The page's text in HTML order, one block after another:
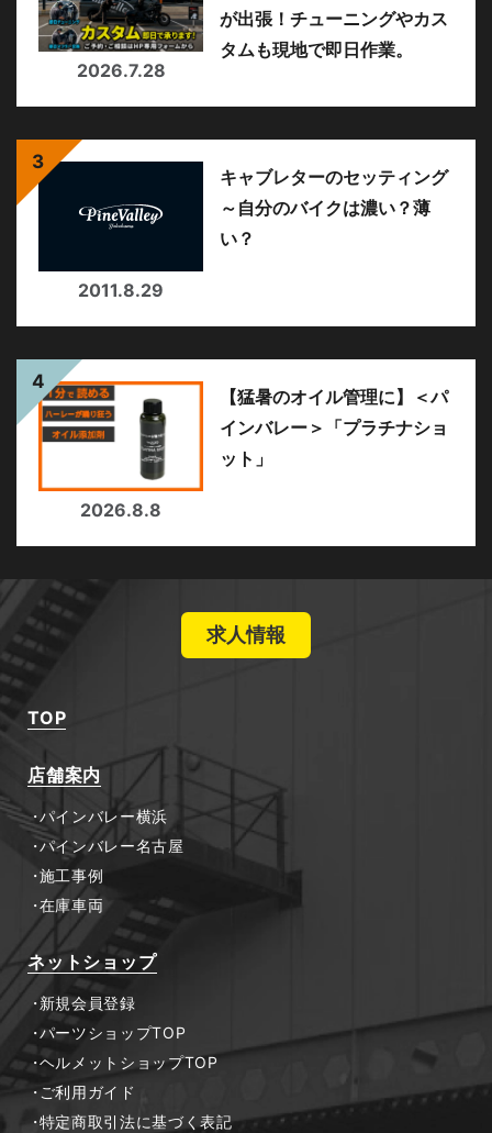
2026.7.28
が出張！チューニングやカス
タムも現地で即日作業。
2011.8.29
キャブレターのセッティング
～自分のバイクは濃い？薄
い？
2026.8.8
【猛暑のオイル管理に】＜パ
インバレー＞「プラチナショ
ット」
求人情報
TOP
店舗案内
パインバレー横浜
パインバレー名古屋
施工事例
在庫車両
ネットショップ
新規会員登録
パーツショップTOP
ヘルメットショップTOP
ご利用ガイド
特定商取引法に基づく表記